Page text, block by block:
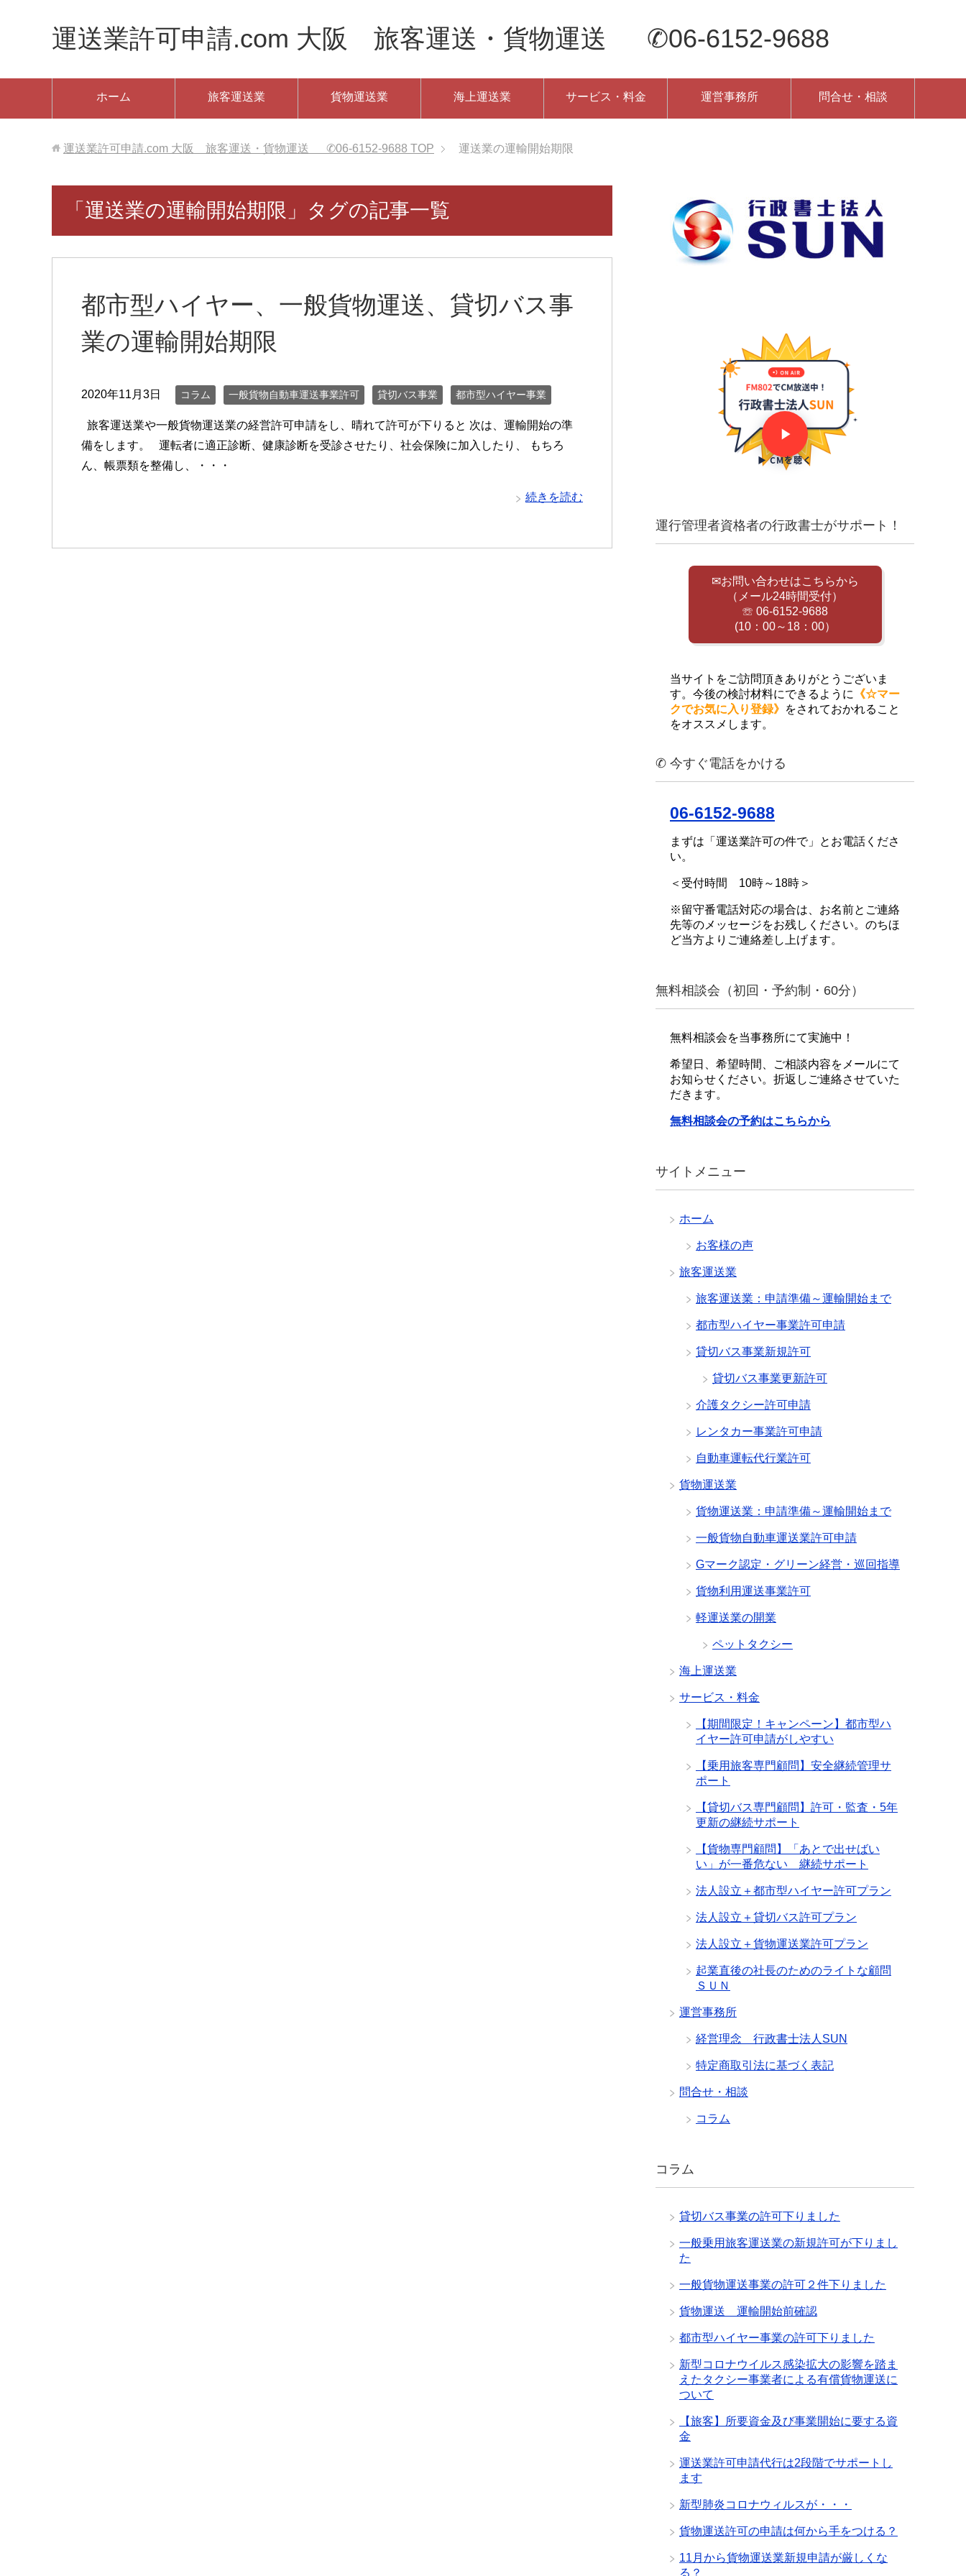
運送業許可申請.com 大阪 旅客運送・貨物運送 ✆06-6152-9688
ホーム 旅客運送業 貨物運送業 海上運送業 サービス・料金 運営事務所 問合せ・相談
運送業許可申請.com 大阪 旅客運送・貨物運送 ✆06-6152-9688 TOP 運送業の運輸開始期限
「運送業の運輸開始期限」タグの記事一覧
都市型ハイヤー、一般貨物運送、貸切バス事
業の運輸開始期限
2020年11月3日 コラム 一般貨物自動車運送事業許可 貸切バス事業 都市型ハイヤー事業
旅客運送業や一般貨物運送業の経営許可申請をし、晴れて許可が下りると 次は、運輸開始の準
備をします。 運転者に適正診断、健康診断を受診させたり、社会保険に加入したり、 もちろ
ん、帳票類を整備し、・・・
続きを読む
▶ CMを聴く
運行管理者資格者の行政書士がサポート！
✉お問い合わせはこちらから
（メール24時間受付）
☏ 06-6152-9688
(10：00～18：00）
当サイトをご訪問頂きありがとうございま
す。今後の検討材料にできるように
《☆マー
クでお気に入り登録》 をされておかれること
をオススメします。
✆ 今すぐ電話をかける
06-6152-9688
まずは「運送業許可の件で」とお電話くださ
い。
＜受付時間 10時～18時＞
※留守番電話対応の場合は、お名前とご連絡
先等のメッセージをお残しください。のちほ
ど当方よりご連絡差し上げます。
無料相談会（初回・予約制・60分）
無料相談会を当事務所にて実施中！
希望日、希望時間、ご相談内容をメールにて
お知らせください。折返しご連絡させていた
だきます。
無料相談会の予約はこちらから
サイトメニュー
ホーム
お客様の声
旅客運送業
旅客運送業：申請準備～運輸開始まで
都市型ハイヤー事業許可申請
貸切バス事業新規許可
貸切バス事業更新許可
介護タクシー許可申請
レンタカー事業許可申請
自動車運転代行業許可
貨物運送業
貨物運送業：申請準備～運輸開始まで
一般貨物自動車運送業許可申請
Gマーク認定・グリーン経営・巡回指導
貨物利用運送事業許可
軽運送業の開業
ペットタクシー
海上運送業
サービス・料金
【期間限定！キャンペーン】都市型ハ
イヤー許可申請がしやすい
【乗用旅客専門顧問】安全継続管理サ
ポート
【貸切バス専門顧問】許可・監査・5年
更新の継続サポート
【貨物専門顧問】「あとで出せばい
い」が一番危ない 継続サポート
法人設立＋都市型ハイヤー許可プラン
法人設立＋貸切バス許可プラン
法人設立＋貨物運送業許可プラン
起業直後の社長のためのライトな顧問
ＳＵＮ
運営事務所
経営理念 行政書士法人SUN
特定商取引法に基づく表記
問合せ・相談
コラム
コラム
貸切バス事業の許可下りました
一般乗用旅客運送業の新規許可が下りまし
た
一般貨物運送事業の許可２件下りました
貨物運送 運輸開始前確認
都市型ハイヤー事業の許可下りました
新型コロナウイルス感染拡大の影響を踏ま
えたタクシー事業者による有償貨物運送に
ついて
【旅客】所要資金及び事業開始に要する資
金
運送業許可申請代行は2段階でサポートし
ます
新型肺炎コロナウィルスが・・・
貨物運送許可の申請は何から手をつける？
11月から貨物運送業新規申請が厳しくな
る？